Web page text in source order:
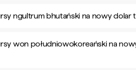
ngultrum bhutański na nowy dolar
won południowokoreański na